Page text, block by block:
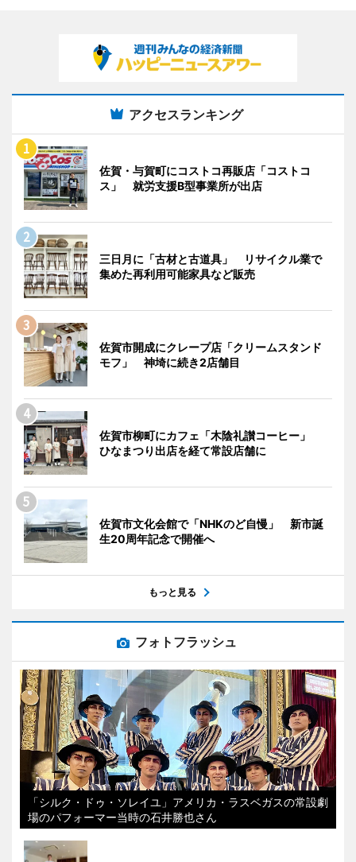
アクセスランキング
佐賀・与賀町にコストコ再販店「コストコ
ス」 就労支援B型事業所が出店
三日月に「古材と古道具」 リサイクル業で
集めた再利用可能家具など販売
佐賀市開成にクレープ店「クリームスタンド
モフ」 神埼に続き2店舗目
佐賀市柳町にカフェ「木陰礼讃コーヒー」
ひなまつり出店を経て常設店舗に
佐賀市文化会館で「NHKのど自慢」 新市誕
生20周年記念で開催へ
もっと見る
フォトフラッシュ
「シルク・ドゥ・ソレイユ」アメリカ・ラスベガスの常設劇
場のパフォーマー当時の石井勝也さん